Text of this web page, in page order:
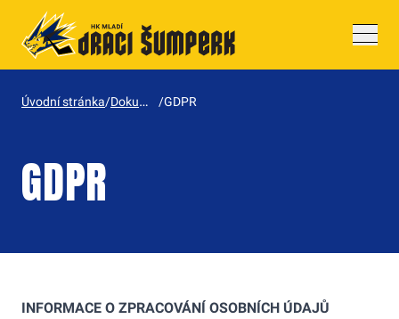
Drobečková navigace
Úvodní stránka/ Dokumenty /GDPR
GDPR
INFORMACE O ZPRACOVÁNÍ OSOBNÍCH ÚDAJŮ